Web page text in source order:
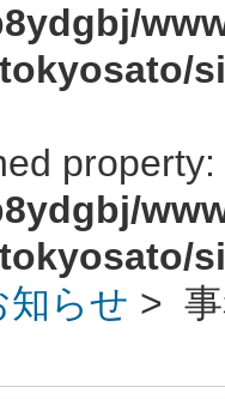
知らせ > 事